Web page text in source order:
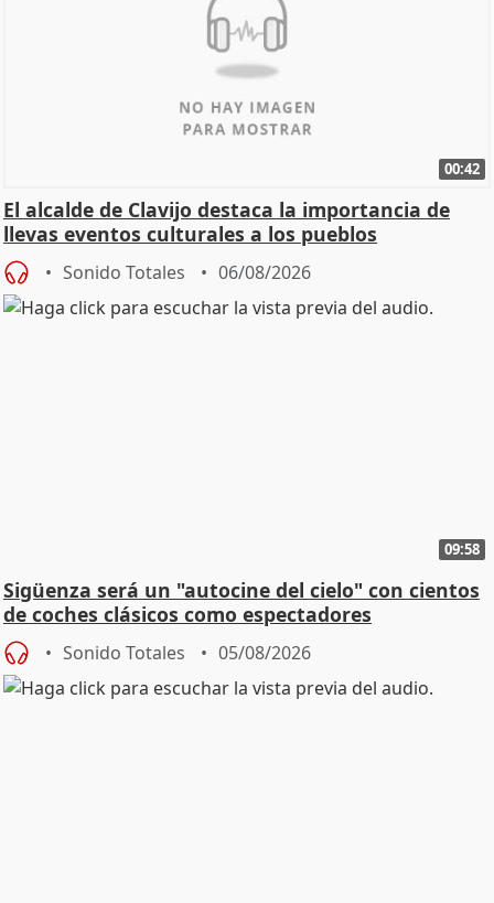
00:42
El alcalde de Clavijo destaca la importancia de
llevas eventos culturales a los pueblos
Sonido Totales 06/08/2026
09:58
Sigüenza será un "autocine del cielo" con cientos
de coches clásicos como espectadores
Sonido Totales 05/08/2026